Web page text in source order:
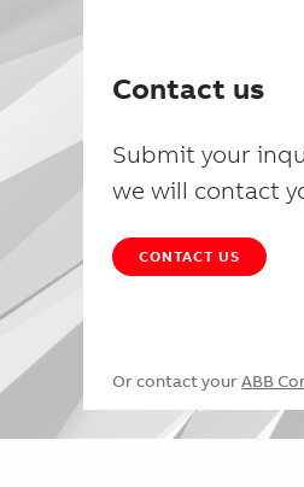
Contact us
Submit your
we will contact
CONTACT US
Or contact your ABB